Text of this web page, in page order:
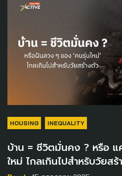
HOUSING INEQUALITY
บ้าน = ชีวิตมั่นคง ? หรือ
ใหม่ ไกลเกินไปสำหรับวัยส